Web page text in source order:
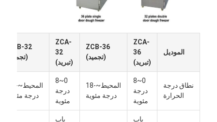
الموديل
ZCA-
36
(تبريد)
ZCB-36
(تجميد)
ZCA-
32
(تبريد)
ZCB-32
(تجميد)
نطاق درجة
الحرارة
0~8
درجة
مئوية
المحيط~-18
درجة مئوية
0~8
درجة
مئوية
درجة مئوية
باب باب